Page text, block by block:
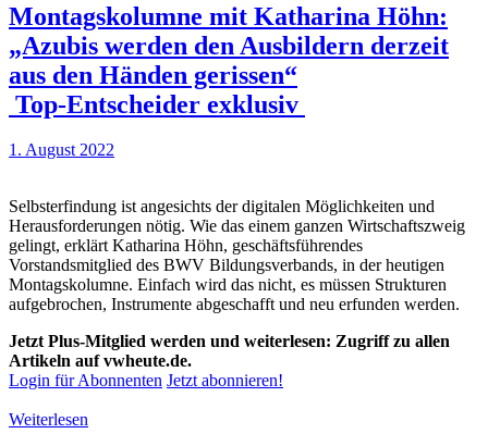
Montagskolumne mit Katharina Höhn:
„Azubis werden den Ausbildern derzeit
aus den Händen gerissen“
Top-Entscheider exklusiv
1. August 2022
Selbsterfindung ist angesichts der digitalen Möglichkeiten und
Herausforderungen nötig. Wie das einem ganzen Wirtschaftszweig
gelingt, erklärt Katharina Höhn, geschäftsführendes
Vorstandsmitglied des BWV Bildungsverbands, in der heutigen
Montagskolumne. Einfach wird das nicht, es müssen Strukturen
aufgebrochen, Instrumente abgeschafft und neu erfunden werden.
Jetzt Plus-Mitglied werden und weiterlesen: Zugriff zu allen
Artikeln auf vwheute.de.
Login für Abonnenten Jetzt abonnieren!
Weiterlesen